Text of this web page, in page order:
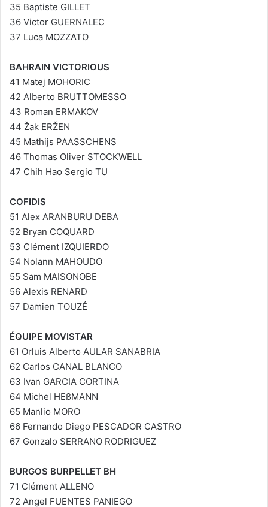
35 Baptiste GILLET
36 Victor GUERNALEC
37 Luca MOZZATO
BAHRAIN VICTORIOUS
41 Matej MOHORIC
42 Alberto BRUTTOMESSO
43 Roman ERMAKOV
44 Žak ERŽEN
45 Mathijs PAASSCHENS
46 Thomas Oliver STOCKWELL
47 Chih Hao Sergio TU
COFIDIS
51 Alex ARANBURU DEBA
52 Bryan COQUARD
53 Clément IZQUIERDO
54 Nolann MAHOUDO
55 Sam MAISONOBE
56 Alexis RENARD
57 Damien TOUZÉ
ÉQUIPE MOVISTAR
61 Orluis Alberto AULAR SANABRIA
62 Carlos CANAL BLANCO
63 Ivan GARCIA CORTINA
64 Michel HEßMANN
65 Manlio MORO
66 Fernando Diego PESCADOR CASTRO
67 Gonzalo SERRANO RODRIGUEZ
BURGOS BURPELLET BH
71 Clément ALLENO
72 Angel FUENTES PANIEGO